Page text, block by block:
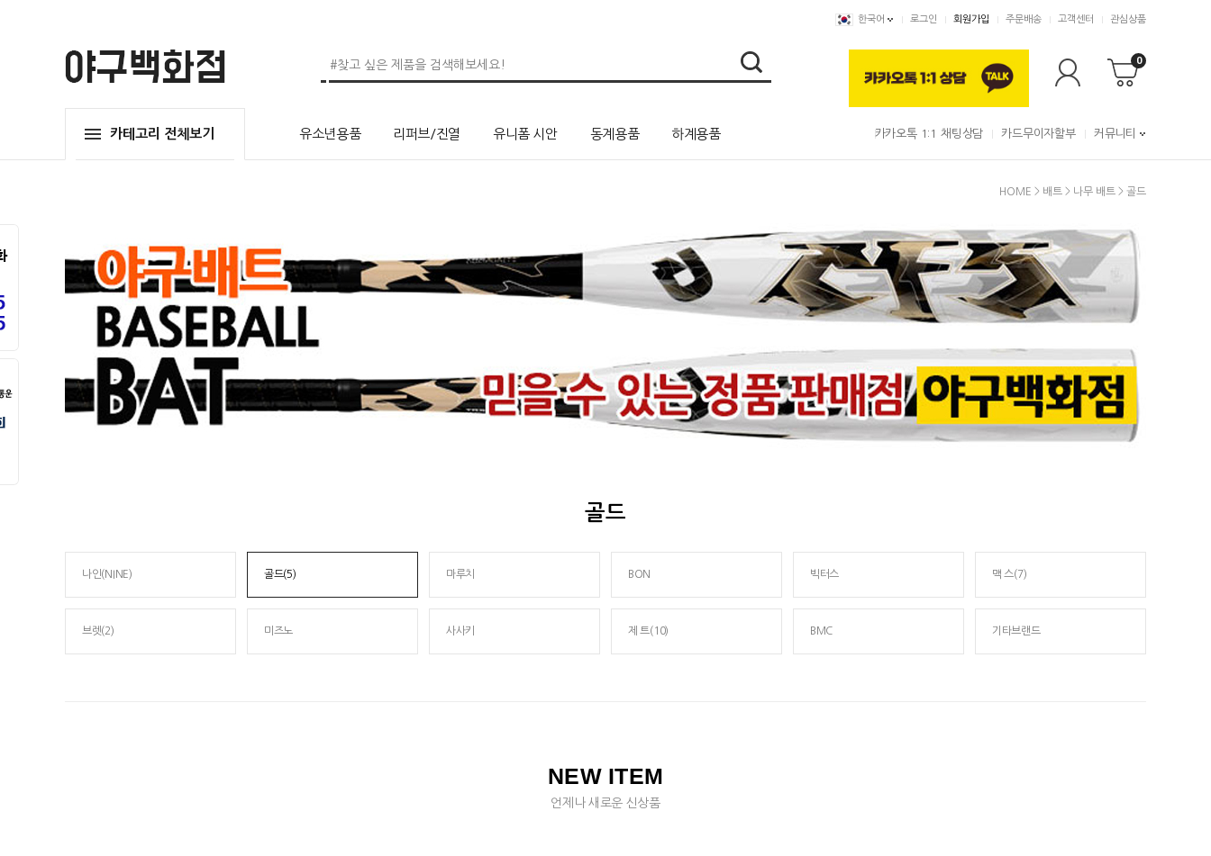
한국어 로그인 회원가입 주문배송 고객센터 관심상품
0
카테고리 전체보기 유소년용품 리퍼브/진열 유니폼 시안 동계용품 하계용품 카카오톡 1:1 채팅상담 카드무이자할부 커뮤니티
HOME > 배트 > 나무 배트 > 골드
골드
나인(NINE) 골드(5) 마루치 BON 빅터스 맥 스(7)
브렛(2) 미즈노 사사키 제 트(10) BMC 기타브랜드
NEW ITEM
언제나 새로운 신상품